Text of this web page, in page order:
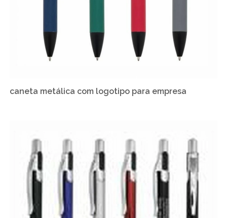
caneta metálica com logotipo para empresa